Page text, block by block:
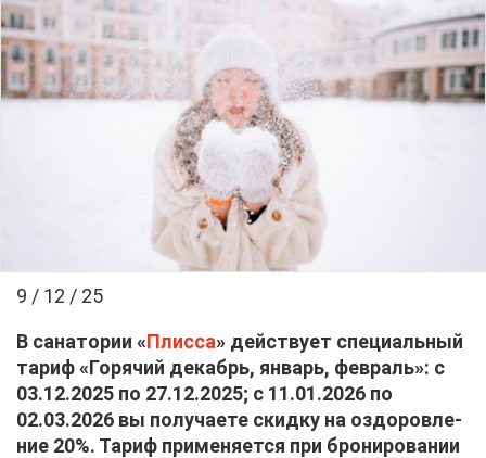
9 / 12 / 25
В са­на­то­рии «Плис­са» дей­ству­ет спе­ци­аль­ный
та­риф «Го­ря­чий де­кабрь, ян­варь, фев­раль»: с
03.12.2025 по 27.12.2025; с 11.01.2026 по
02.03.2026 вы по­лу­ча­е­те скид­ку на оздо­ров­ле­
ние 20%. Та­риф при­ме­ня­ет­ся при бро­ни­ро­ва­нии